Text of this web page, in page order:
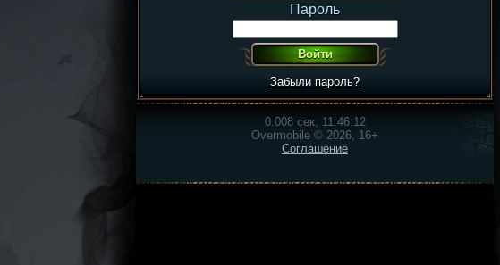
Пароль
Забыли пароль?
0.008 сек, 11:46:12
Overmobile © 2026, 16+
Соглашение